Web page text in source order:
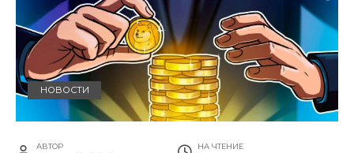
НОВОСТИ
АВТОР НА ЧТЕНИЕ